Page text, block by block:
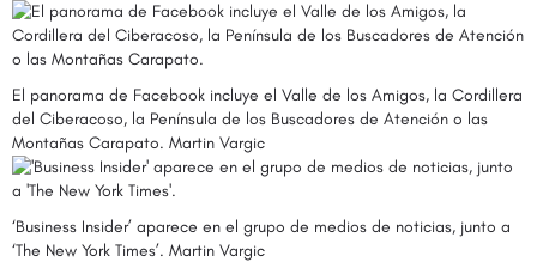
El panorama de Facebook incluye el Valle de los Amigos, la Cordillera
del Ciberacoso, la Península de los Buscadores de Atención o las
Montañas Carapato. Martin Vargic
‘Business Insider’ aparece en el grupo de medios de noticias, junto a
‘The New York Times’. Martin Vargic